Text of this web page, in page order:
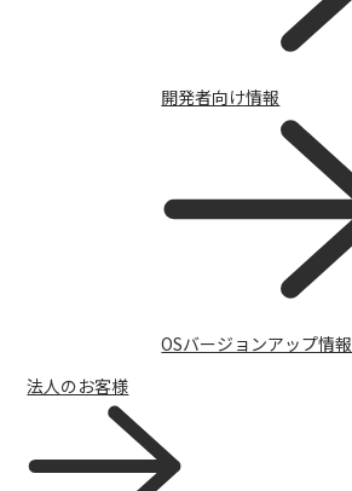
タブレット / その他
開発者向け情報
OSバージョンアップ情報
法人のお客様